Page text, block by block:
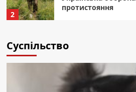
2
протистояння
Область
Микита
Суспільство